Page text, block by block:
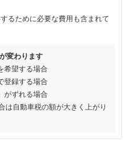
るために必要な費用も含まれて
変わります
希望する場合
登録する場合
がずれる場合
は自動車税の額が大きく上がり